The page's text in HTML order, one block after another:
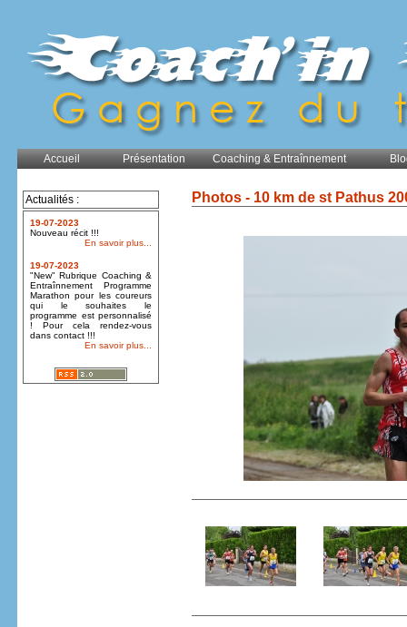
Accueil Présentation Coaching & Entraînnement
Actualités :
19-07-2023
Nouveau récit !!!
En savoir plus...
19-07-2023
"New" Rubrique Coaching &
Entraînnement Programme
Marathon pour les coureurs
qui le souhaites le
programme est personnalisé
! Pour cela rendez-vous
dans contact !!!
En savoir plus...
Photos - 10 km de st Pathus